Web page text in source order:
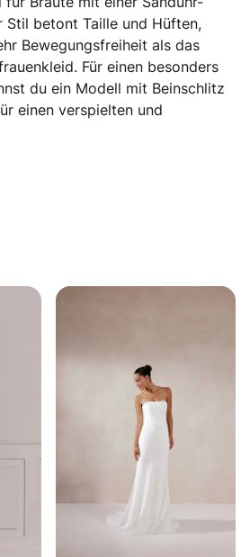
Stil betont Taille und Hüften,
Bewegungsfreiheit als das
Für einen besonders
du ein Modell mit Beinschlitz
einen verspielten und